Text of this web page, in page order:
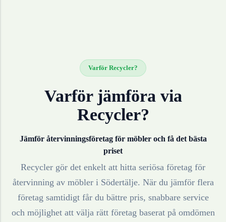
Varför Recycler?
Varför jämföra via
Recycler?
Jämför återvinningsföretag för möbleroch få det bästa
priset
Recycler gör det enkelt att hitta seriösa företag för
återvinning av möbleri Södertälje. När du jämför flera
företag samtidigt får du bättre pris, snabbare service
och möjlighet att välja rätt företag baserat på omdömen